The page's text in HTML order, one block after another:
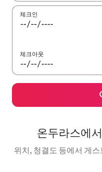
체크인
체크아웃
온두라스에
위치, 청결도 등에서 게